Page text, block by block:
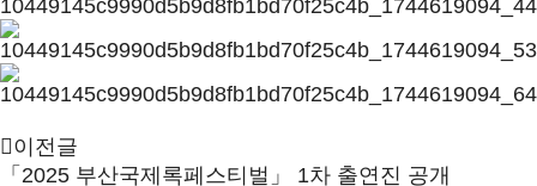
이전글
「2025 부산국제록페스티벌」 1차 출연진 공개